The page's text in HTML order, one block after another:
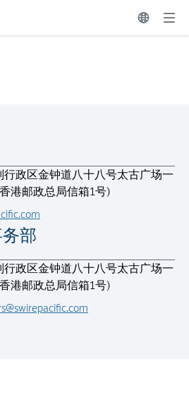
行政区金钟道八十八号太古广场一
港邮政总局信箱1号)
部
行政区金钟道八十八号太古广场一
港邮政总局信箱1号)